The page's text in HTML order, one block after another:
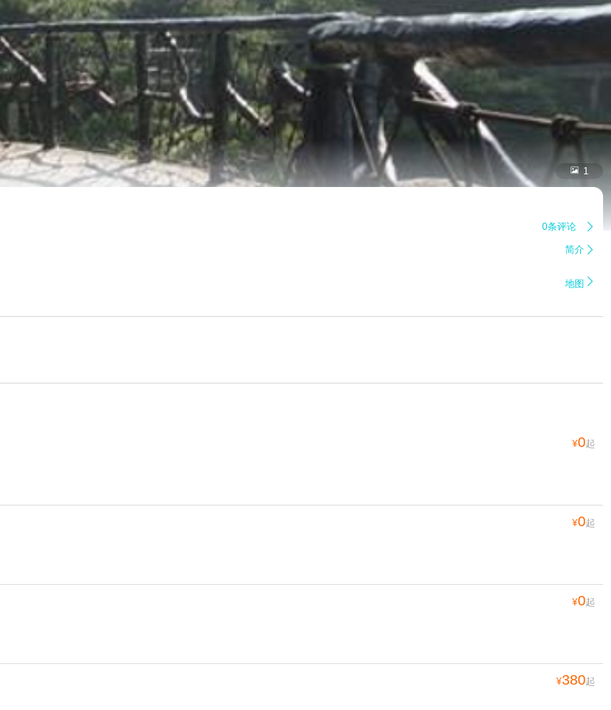
 1
0条评论 
简介 
地图 
¥0起
¥0起
¥0起
¥380起